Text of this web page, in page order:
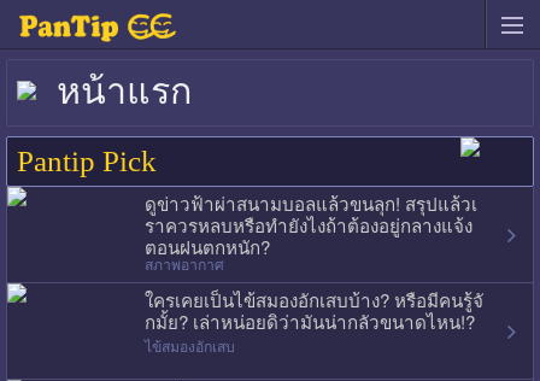
หน้าแรก
Pantip Pick
ดูข่าวฟ้าผ่าสนามบอลแล้วขนลุก! สรุปแล้วเ
ราควรหลบหรือทำยังไงถ้าต้องอยู่กลางแจ้ง
ตอนฝนตกหนัก?
สภาพอากาศ
ใครเคยเป็นไข้สมองอักเสบบ้าง? หรือมีคนรู้จั
กมั้ย? เล่าหน่อยดิว่ามันน่ากลัวขนาดไหน!?
ไข้สมองอักเสบ